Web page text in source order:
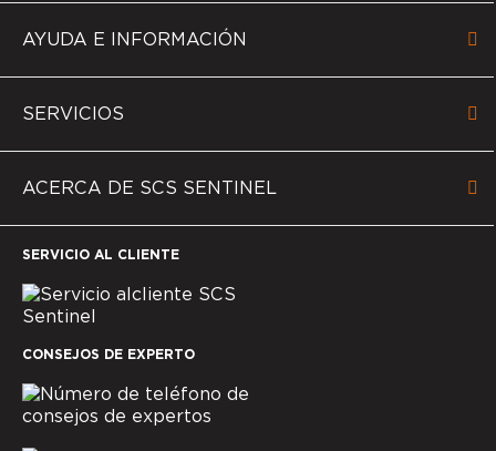
AYUDA E INFORMACIÓN
SERVICIOS
ACERCA DE SCS SENTINEL
SERVICIO AL CLIENTE
CONSEJOS DE EXPERTO